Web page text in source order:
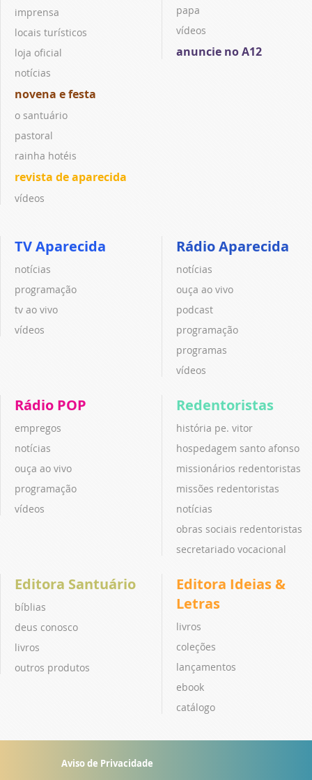
imprensa
locais turísticos
loja oficial
notícias
novena e festa
o santuário
pastoral
rainha hotéis
revista de aparecida
vídeos
papa
vídeos
anuncie no A12
TV Aparecida
notícias
programação
tv ao vivo
vídeos
Rádio Aparecida
notícias
ouça ao vivo
podcast
programação
programas
vídeos
Rádio POP
empregos
notícias
ouça ao vivo
programação
vídeos
Redentoristas
história pe. vitor
hospedagem santo afonso
missionários redentoristas
missões redentoristas
notícias
obras sociais redentoristas
secretariado vocacional
Editora Santuário
bíblias
deus conosco
livros
outros produtos
Editora Ideias &
Letras
livros
coleções
lançamentos
ebook
catálogo
Aviso de Privacidade